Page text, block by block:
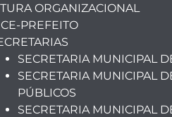
ORGANIZACIONAL
PREFEITO
SECRETARIA MUNICIPAL
SECRETARIA MUNICIPAL
PÚBLICOS
SECRETARIA MUNICIPAL